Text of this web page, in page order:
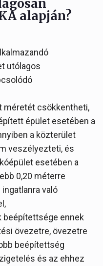
alapján?
utólagos
méretét csökkentheti,
épület esetében a
a közterület
veszélyezteti, és
esetében a
0,20 méterre
való
beépítettsége ennek
övezetre, övezetre
beépítettség
és az ehhez